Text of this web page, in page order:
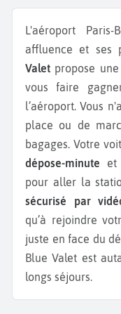
L'aéroport Paris-Beauvais est connu pour son
affluence et ses
Valet propose une
vous faire
l’aéroport. Vous
place ou de
bagages. Votre
dépose-minute et
pour aller la
sécurisé par
qu’à rejoindre
juste en face du
Blue Valet est
longs séjours.